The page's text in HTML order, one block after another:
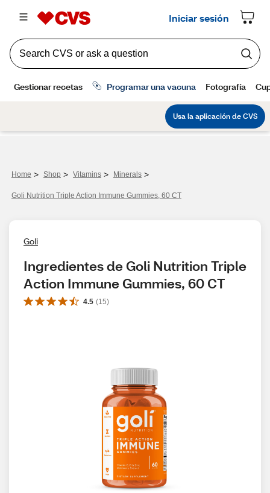
Home > Shop > Vitamins > Minerals >
Goli Nutrition Triple Action Immune Gummies, 60 CT
Goli
Ingredientes de Goli Nutrition Triple
Action Immune Gummies, 60 CT
4.5 (15)